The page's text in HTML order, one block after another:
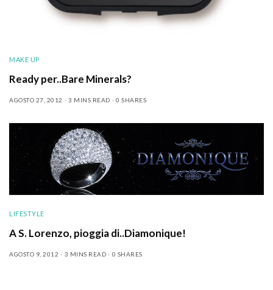
MAKE UP
Ready per..Bare Minerals?
AGOSTO 27, 2012 3 MINS READ 0 SHARES
LIFESTYLE
A S. Lorenzo, pioggia di..Diamonique!
AGOSTO 9, 2012 3 MINS READ 0 SHARES